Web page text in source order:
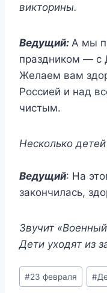
викторины.
Ведущий: А мы
праздником — с
Желаем вам
Россией и над
чистым.
Несколько
Ведущий: На
закончилась,
Звучит
Дети уходят из
Метки
записи:
#23 февраля #